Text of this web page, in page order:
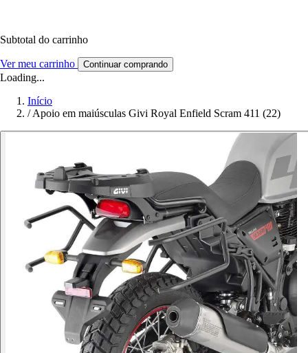
Subtotal do carrinho
Ver meu carrinho Continuar comprando
Loading...
Início
/ Apoio em maiúsculas Givi Royal Enfield Scram 411 (22)